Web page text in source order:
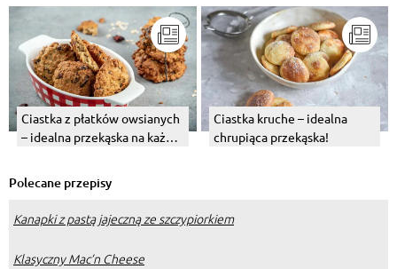
Ciastka z płatków owsianych
– idealna przekąska na każdą
Ciastka kruche – idealna
chrupiąca przekąska!
Polecane przepisy
Kanapki z pastą jajeczną ze szczypiorkiem
Klasyczny Mac’n Cheese